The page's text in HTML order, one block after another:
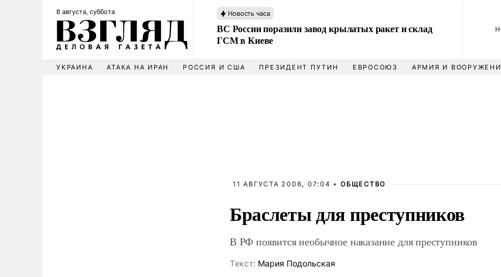
8 августа, суббота Новость часа
ВС России поразили завод крылатых ракет и склад
ГСМ в Киеве
УКРАИНА АТАКА НА ИРАН РОССИЯ И США ПРЕЗИДЕНТ ПУТИН ЕВРОСОЮЗ АРМИЯ И
11 АВГУСТА 2006, 07:04 • ОБЩЕСТВО
Браслеты для преступников
В РФ появится необычное наказание для преступников
Tекст: Мария Подольская